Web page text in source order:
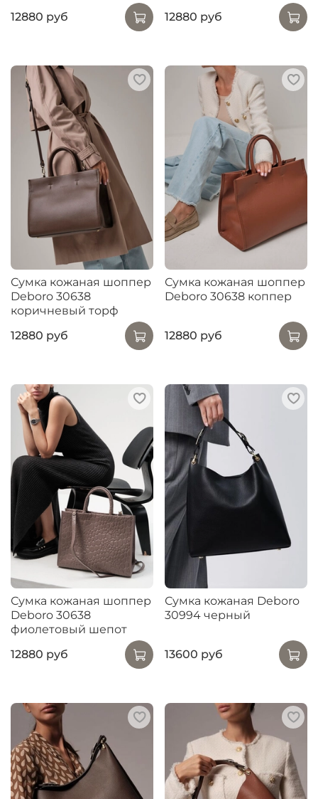
12880 руб
12880 руб
Сумка кожаная шоппер
Deboro 30638
коричневый торф
12880 руб
Сумка кожаная шоппер
Deboro 30638 коппер
12880 руб
Сумка кожаная шоппер
Deboro 30638
фиолетовый шепот
12880 руб
Сумка кожаная Deboro
30994 черный
13600 руб